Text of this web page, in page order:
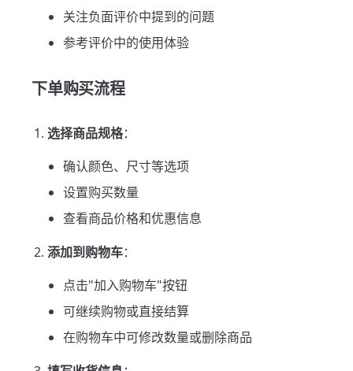
关注负面评价中提到的问题
参考评价中的使用体验
下单购买流程
选择商品规格：
确认颜色、尺寸等选项
设置购买数量
查看商品价格和优惠信息
添加到购物车：
点击"加入购物车"按钮
可继续购物或直接结算
在购物车中可修改数量或删除商品